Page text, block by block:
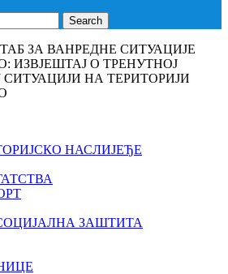
Search
ЗА ВАНРЕДНЕ СИТУАЦИЈЕ
О ТРЕНУТНОЈ
НА ТЕРИТОРИЈИ
НАСЛИЈЕЂЕ
ЗАШТИТА